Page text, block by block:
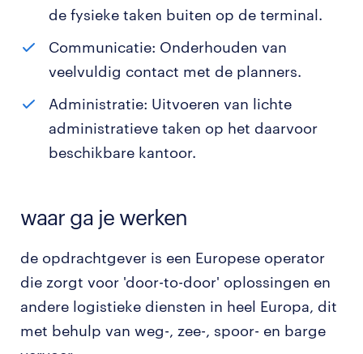
de fysieke taken buiten op de terminal.
Communicatie: Onderhouden van
veelvuldig contact met de planners.
Administratie: Uitvoeren van lichte
administratieve taken op het daarvoor
beschikbare kantoor.
waar ga je werken
de opdrachtgever is een Europese operator
die zorgt voor 'door-to-door' oplossingen en
andere logistieke diensten in heel Europa, dit
met behulp van weg-, zee-, spoor- en barge